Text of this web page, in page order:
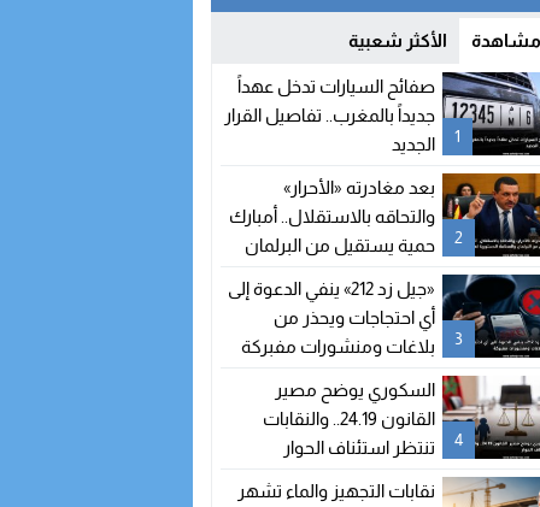
مشاهدة الأكثر شعبية
1
صفائح السيارات تدخل عهداً
جديداً بالمغرب.. تفاصيل القرار
الجديد
2
بعد مغادرته «الأحرار»
والتحاقه بالاستقلال.. أمبارك
حمية يستقيل من البرلمان
شغور مقعده
3
«جيل زد 212» ينفي الدعوة إلى
أي احتجاجات ويحذر من
بلاغات ومنشورات مفبركة
4
السكوري يوضح مصير
القانون 24.19.. والنقابات
تنتظر استئناف الحوار
نقابات التجهيز والماء تشهر